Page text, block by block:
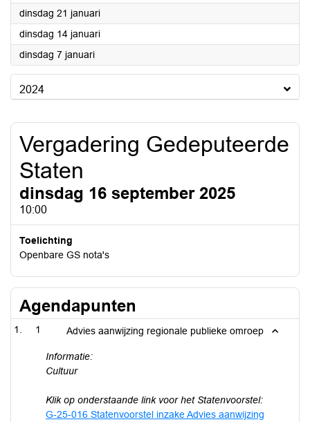
dinsdag 21 januari2025
dinsdag 14 januari2025
dinsdag 7 januari2025
2024
Vergadering Gedeputeerde
Staten
dinsdag 16 september 2025
10:00
Toelichting
Openbare GS nota's
Agendapunten
1 Advies aanwijzing regionale publieke omroep
Informatie:
Cultuur
Klik op onderstaande link voor het Statenvoorstel:
G-25-016 Statenvoorstel inzake Advies aanwijzing